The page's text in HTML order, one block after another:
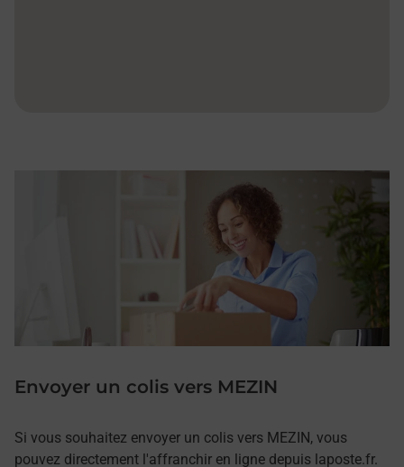
Envoyer un colis vers MEZIN
Si vous souhaitez envoyer un colis vers MEZIN, vous
pouvez directement l'affranchir en ligne depuis laposte.fr.